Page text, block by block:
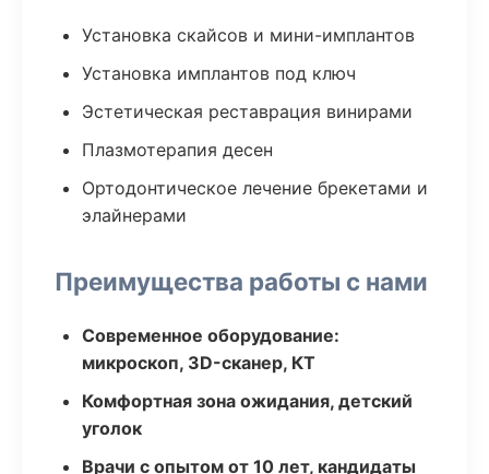
Установка скайсов и мини-имплантов
Установка имплантов под ключ
Эстетическая реставрация винирами
Плазмотерапия десен
Ортодонтическое лечение брекетами и
элайнерами
Преимущества работы с нами
Современное оборудование:
микроскоп, 3D-сканер, КТ
Комфортная зона ожидания, детский
уголок
Врачи с опытом от 10 лет, кандидаты